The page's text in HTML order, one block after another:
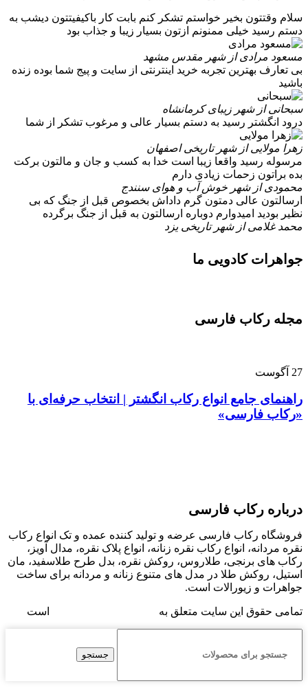
سلام وقتتون بخیر خواستم تشکر کنم بابت کار باکیفیتتون دیشب به
دستم رسید خیلی ممنونم ازتون بسیار زیبا و جذاب بود
مسعود مرادیاز شهر مقدس مشهد
بی تعارف بهترین تجربه خرید اینترنتی از سایت و پیج شما بوده زنده
باشید
سبحانیاز شهر زیبای کرمانشاه
درود انگشتر رسید به دستم بسیار عالی و مرغوب تشکر از شما
زهرا مولاییاز شهر تاریخی اصفهان
مرسوله رسید واقعا زیبا است خدا به کسب و جان و مالتون برکت
بده براتون زحمات زیادی دارم
محمودیاز شهر خوش آب و هوای سنندج
ارسالتون عالی دمتون گرم داداش بخصوص قبل از جنگ که بی
نظیر بودید امیدوارم دوباره ارسالتون به قبل از جنگ برگرده
محمد غلامیاز شهر تاریخی یزد
جواهرات کادویی ما
مجله رکاب فارسی
27 آگوست
راهنمای جامع انواع رکاب انگشتر | انتخاب حرفه‌ای با
«رکاب فارسی»
درباره رکاب فارسی
فروشگاه رکاب فارسی عرضه و تولید کننده عمده و تک انواع رکاب
نقره مردانه، انواع رکاب نقره زنانه، انواع پلاک نقره، مدال آویز،
رکاب های برنجی، طلاروس، روکش نقره، بدل طرح طلاسفید، مان
استیل، روکش طلا در مدل های متنوع زنانه و مردانه برای ساخت
جواهرات و زیورالات است.
تمامی حقوق این سایت متعلق به است
جستجو